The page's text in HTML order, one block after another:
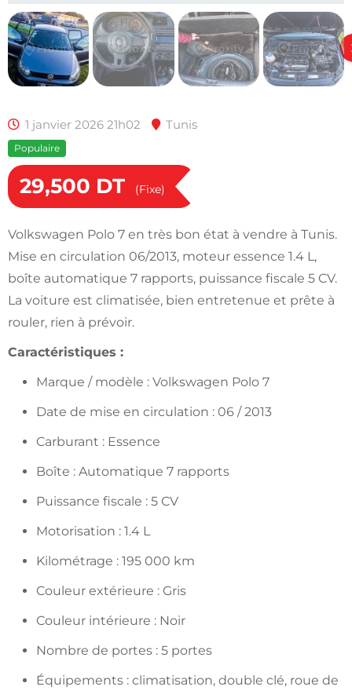
1 janvier 2026 21h02 Tunis
Populaire
29,500 DT (Fixe)
Volkswagen Polo 7 en très bon état à vendre à Tunis.
Mise en circulation 06/2013, moteur essence 1.4 L,
boîte automatique 7 rapports, puissance fiscale 5 CV.
La voiture est climatisée, bien entretenue et prête à
rouler, rien à prévoir.
Caractéristiques :
Marque / modèle : Volkswagen Polo 7
Date de mise en circulation : 06 / 2013
Carburant : Essence
Boîte : Automatique 7 rapports
Puissance fiscale : 5 CV
Motorisation : 1.4 L
Kilométrage : 195 000 km
Couleur extérieure : Gris
Couleur intérieure : Noir
Nombre de portes : 5 portes
Équipements : climatisation, double clé, roue de